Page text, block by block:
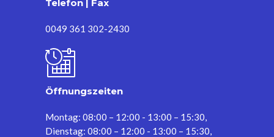
Telefon | Fax
0049 361 302-2430
Öffnungszeiten
Montag: 08:00 – 12:00 - 13:00 – 15:30,
Dienstag: 08:00 – 12:00 - 13:00 – 15:30,